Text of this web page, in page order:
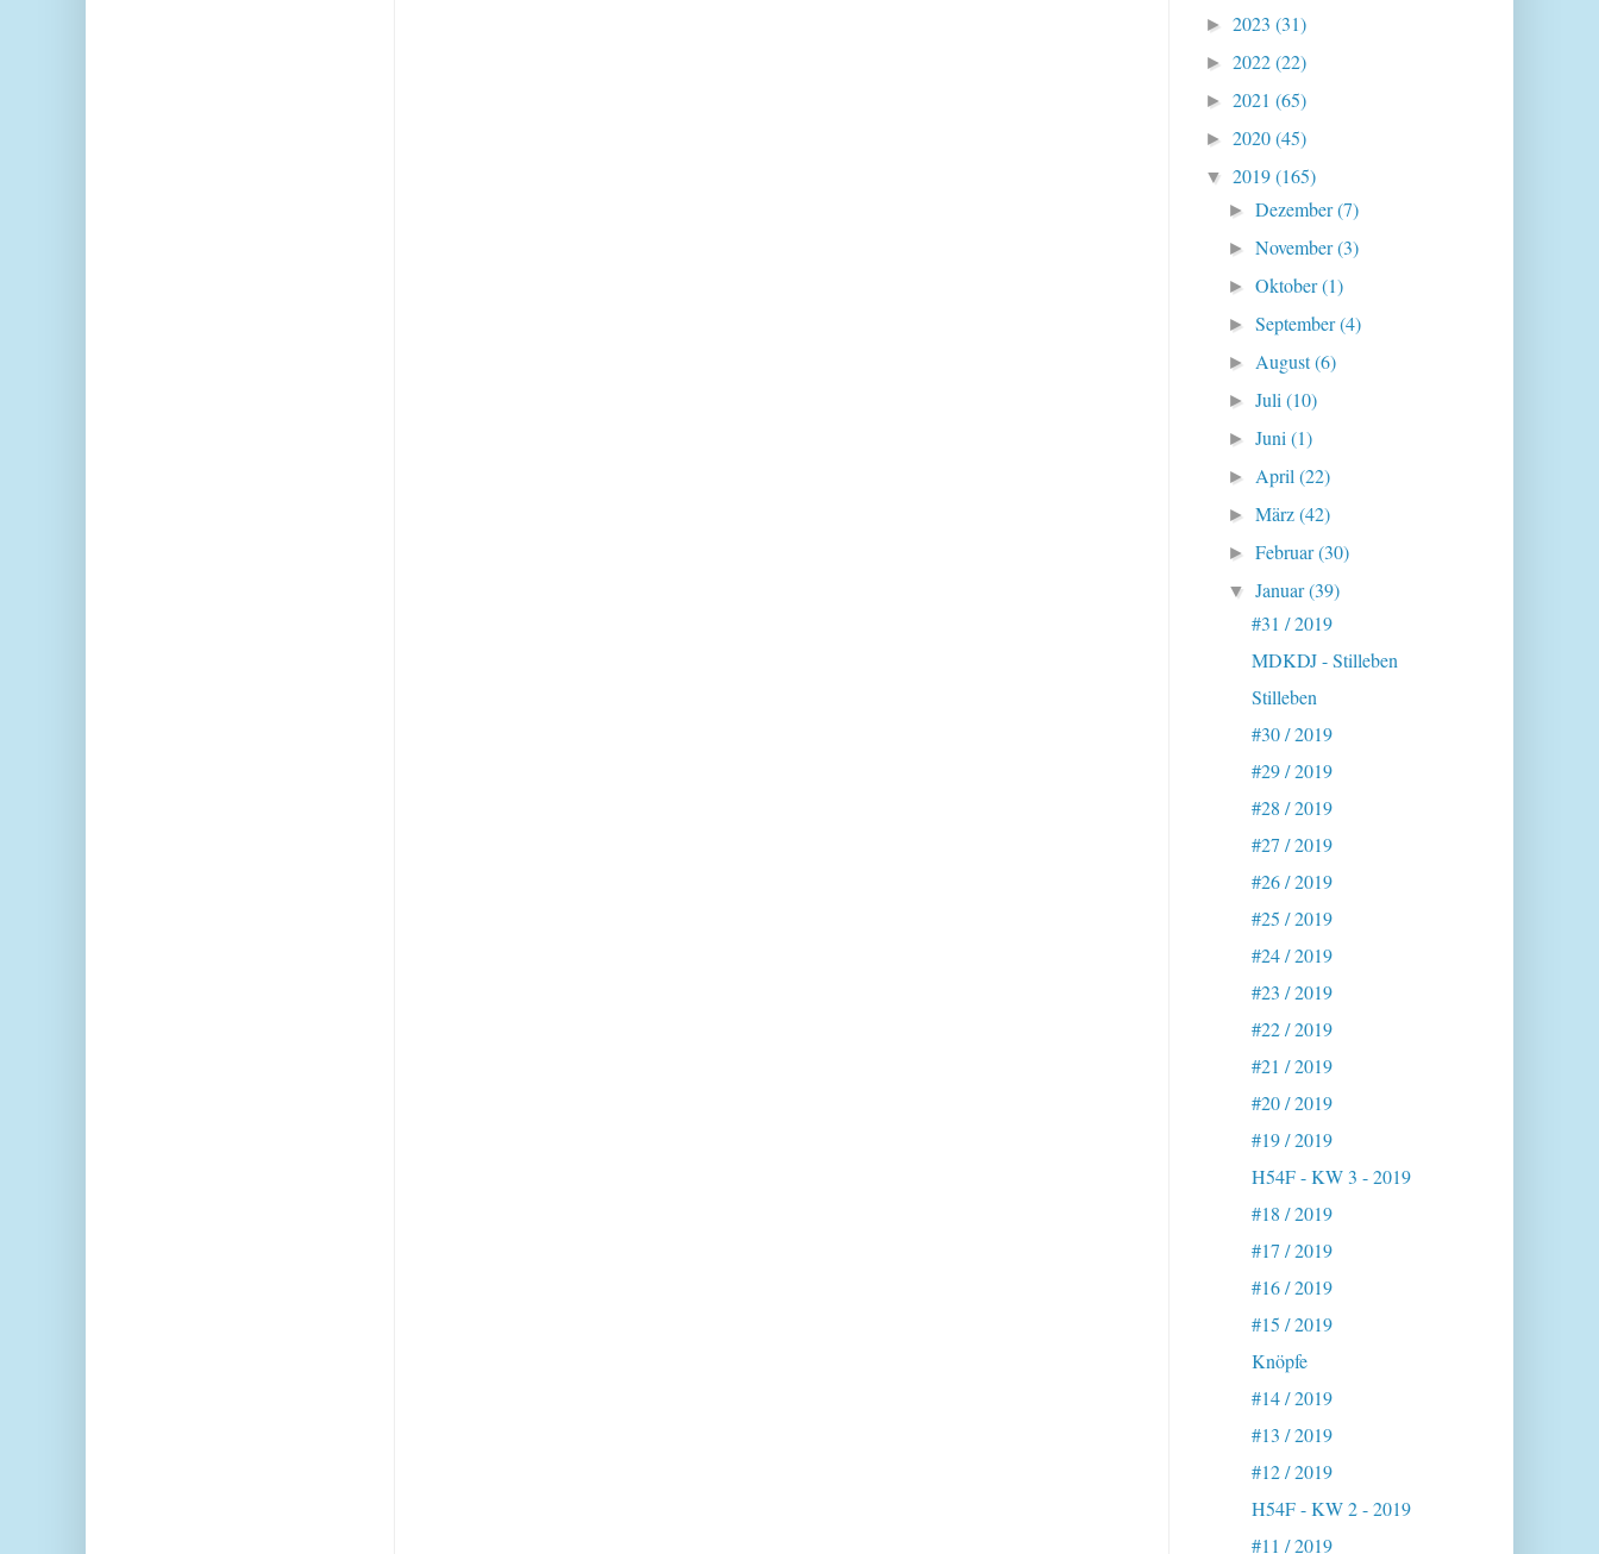
► 2023 (31)
► 2022(22)
► 2021 (65)
► 2020(45)
▼ 2019(165)
►Dezember(7)
►November(3)
►Oktober(1)
►September(4)
► August(6)
►Juli(10)
►Juni(1)
► April(22)
►März(42)
►Februar(30)
▼Januar(39)
#31 / 2019
MDKDJ - Stilleben
Stilleben
#30 / 2019
#29 / 2019
#28 / 2019
#27 / 2019
#26 / 2019
#25 / 2019
#24 / 2019
#23 / 2019
#22 / 2019
#21 / 2019
#20 / 2019
#19 / 2019
H54F - KW 3 - 2019
#18 / 2019
#17 / 2019
#16 / 2019
#15 / 2019
Knöpfe
#14 / 2019
#13 / 2019
#12 / 2019
H54F - KW 2 - 2019
#11 / 2019